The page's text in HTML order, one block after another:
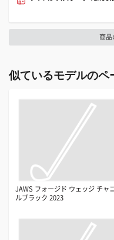
商品
似ているモデルのペ
JAWS フォージド ウェッジ チャ
ルブラック 2023